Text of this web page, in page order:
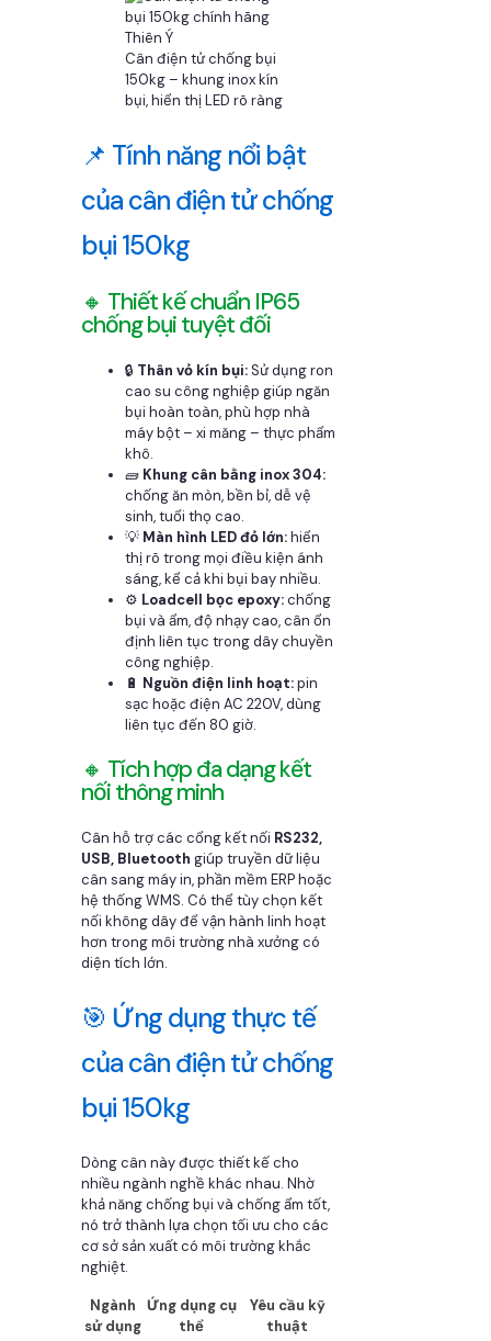
Cân điện tử chống bụi
150kg – khung inox kín
bụi, hiển thị LED rõ ràng
📌 Tính năng nổi bật
của cân điện tử chống
bụi 150kg
🔸 Thiết kế chuẩn IP65
chống bụi tuyệt đối
🔒 Thân vỏ kín bụi:Sử dụng ron
cao su công nghiệp giúp ngăn
bụi hoàn toàn, phù hợp nhà
máy bột – xi măng – thực phẩm
khô.
🧱 Khung cân bằng inox 304:
chống ăn mòn, bền bỉ, dễ vệ
sinh, tuổi thọ cao.
💡 Màn hình LED đỏ lớn:hiển
thị rõ trong mọi điều kiện ánh
sáng, kể cả khi bụi bay nhiều.
⚙️ Loadcell bọc epoxy:chống
bụi và ẩm, độ nhạy cao, cân ổn
định liên tục trong dây chuyền
công nghiệp.
🔋 Nguồn điện linh hoạt:pin
sạc hoặc điện AC 220V, dùng
liên tục đến 80 giờ.
🔸 Tích hợp đa dạng kết
nối thông minh
Cân hỗ trợ các cổng kết nối RS232,
USB, Bluetooth giúp truyền dữ liệu
cân sang máy in, phần mềm ERP hoặc
hệ thống WMS. Có thể tùy chọn kết
nối không dây để vận hành linh hoạt
hơn trong môi trường nhà xưởng có
diện tích lớn.
🎯 Ứng dụng thực tế
của cân điện tử chống
bụi 150kg
Dòng cân này được thiết kế cho
nhiều ngành nghề khác nhau. Nhờ
khả năng chống bụi và chống ẩm tốt,
nó trở thành lựa chọn tối ưu cho các
cơ sở sản xuất có môi trường khắc
nghiệt.
Ngành
sử dụng
Ứng dụng cụ
thể
Yêu cầu kỹ
thuật